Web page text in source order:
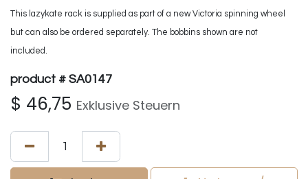
This lazykate rack is supplied as part of a new Victoria spinning wheel
but can also be ordered separately. The bobbins shown are not
included.
product # SA0147
$ 46,75 Exklusive Steuern